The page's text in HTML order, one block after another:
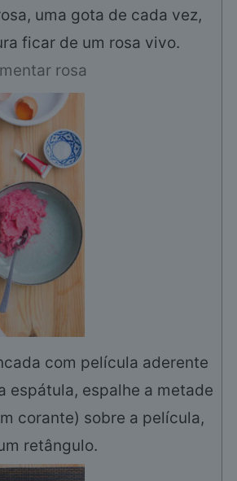
uma gota de cada vez,
ficar de um rosa vivo.
rosa
com película aderente
espátula, espalhe a metade
corante) sobre a película,
retângulo.